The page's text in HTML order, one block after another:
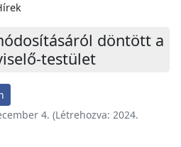
döntött a
testület
4. (Létrehozva: 2024.